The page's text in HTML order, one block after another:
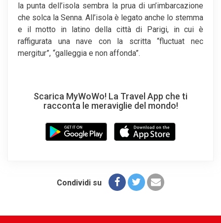
la punta dell’isola sembra la prua di un’imbarcazione
che solca la Senna. All’isola è legato anche lo stemma
e il motto in latino della città di Parigi, in cui è
raffigurata una nave con la scritta “fluctuat nec
mergitur”, “galleggia e non affonda”.
Scarica MyWoWo! La Travel App che ti
racconta le meraviglie del mondo!
Condividi su